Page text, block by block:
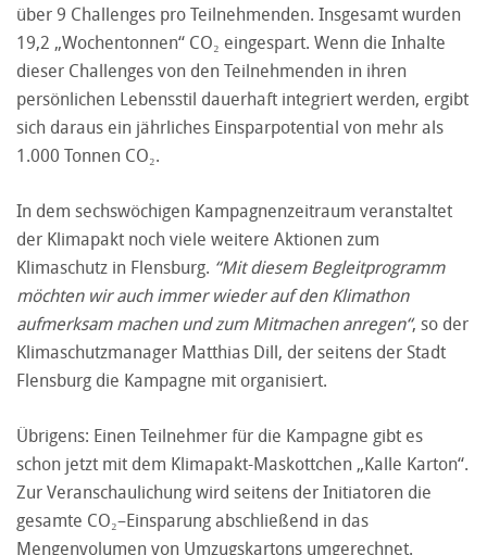
über 9 Challenges pro Teilnehmenden. Insgesamt wurden
19,2 „Wochentonnen“ CO₂ eingespart. Wenn die Inhalte
dieser Challenges von den Teilnehmenden in ihren
persönlichen Lebensstil dauerhaft integriert werden, ergibt
sich daraus ein jährliches Einsparpotential von mehr als
1.000 Tonnen CO₂.
In dem sechswöchigen Kampagnenzeitraum veranstaltet
der Klimapakt noch viele weitere Aktionen zum
Klimaschutz in Flensburg. “Mit diesem Begleitprogramm
möchten wir auch immer wieder auf den Klimathon
aufmerksam machen und zum Mitmachen anregen“, so der
Klimaschutzmanager Matthias Dill, der seitens der Stadt
Flensburg die Kampagne mit organisiert.
Übrigens: Einen Teilnehmer für die Kampagne gibt es
schon jetzt mit dem Klimapakt-Maskottchen „Kalle Karton“.
Zur Veranschaulichung wird seitens der Initiatoren die
gesamte CO₂–Einsparung abschließend in das
Mengenvolumen von Umzugskartons umgerechnet.